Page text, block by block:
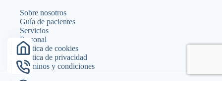
Sobre nosotros
Guía de pacientes
Servicios
Personal
Política de cookies
Política de privacidad
Términos y condiciones